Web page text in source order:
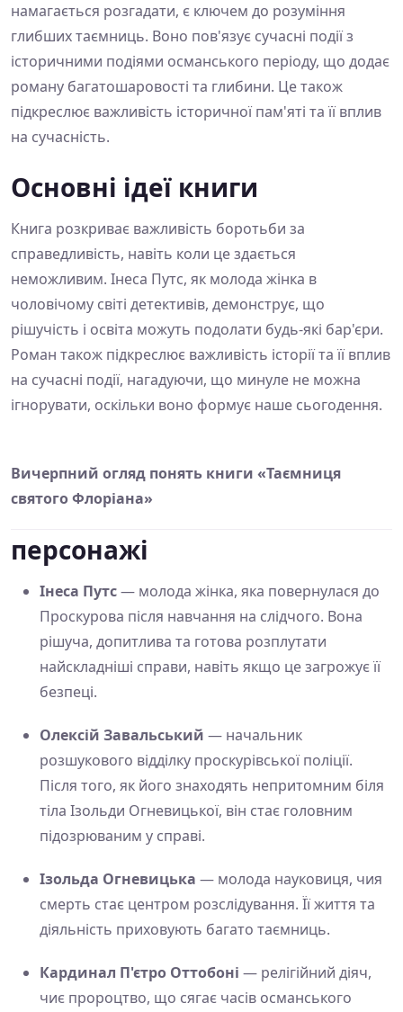
намагається розгадати, є ключем до розуміння
глибших таємниць. Воно пов'язує сучасні події з
історичними подіями османського періоду, що додає
роману багатошаровості та глибини. Це також
підкреслює важливість історичної пам'яті та її вплив
на сучасність.
Основні ідеї книги
Книга розкриває важливість боротьби за
справедливість, навіть коли це здається
неможливим. Інеса Путс, як молода жінка в
чоловічому світі детективів, демонструє, що
рішучість і освіта можуть подолати будь-які бар'єри.
Роман також підкреслює важливість історії та її вплив
на сучасні події, нагадуючи, що минуле не можна
ігнорувати, оскільки воно формує наше сьогодення.
Вичерпний огляд понять книги «Таємниця
святого Флоріана»
персонажі
Інеса Путс— молода жінка, яка повернулася до
Проскурова після навчання на слідчого. Вона
рішуча, допитлива та готова розплутати
найскладніші справи, навіть якщо це загрожує її
безпеці.
Олексій Завальський — начальник
розшукового відділку проскурівської поліції.
Після того, як його знаходять непритомним біля
тіла Ізольди Огневицької, він стає головним
підозрюваним у справі.
Ізольда Огневицька — молода науковиця, чия
смерть стає центром розслідування. Її життя та
діяльність приховують багато таємниць.
Кардинал П'єтро Оттобоні — релігійний діяч,
чиє пророцтво, що сягає часів османського